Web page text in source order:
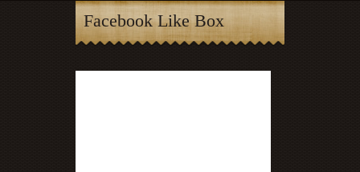
Facebook Like Box